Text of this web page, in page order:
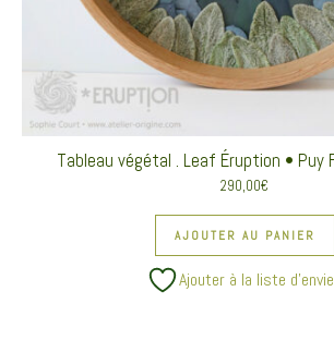
Tableau végétal . Leaf Éruption • Puy
290,00€
AJOUTER AU PANIER
Ajouter à la liste